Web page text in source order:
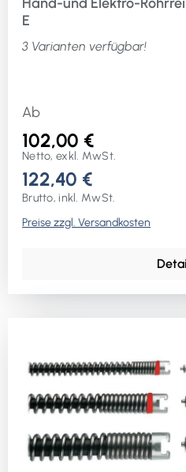
E
3 Varianten verfügbar!
Ab
102,00 €
Netto, exkl. MwSt.
122,40 €
Brutto, inkl. MwSt.
Preise zzgl. Versandkosten